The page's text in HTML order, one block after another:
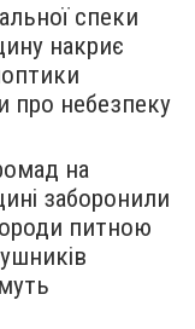
спеки
накриє
про небезпеку
на
заборонили
питною